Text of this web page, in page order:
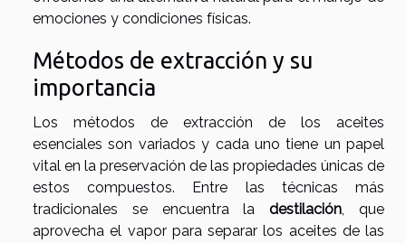
emociones y condiciones físicas.
Métodos de extracción y su
importancia
Los métodos de extracción de los aceites
esenciales son variados y cada uno tiene un papel
vital en la preservación de las propiedades únicas de
estos compuestos. Entre las técnicas más
tradicionales se encuentra ladestilación, que
aprovecha el vapor para separar los aceites de las